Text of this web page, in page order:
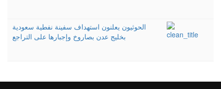
الحوثيون يعلنون استهداف سفينة نفطية سعودية
بخليج عدن بصاروخ وإجبارها على التراجع